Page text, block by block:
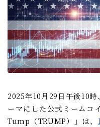
相場分析
2025年10月29日午後10
ーマにした公式ミーム
Tump（TRUMP）」は、